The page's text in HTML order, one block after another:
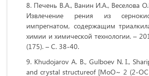
Печень В.А., Ванин И.А., Веселова
Извлечение рения из
импрегнатом, содержащим
химии и химической технологии. –
(175). – С. 38-40.
Khudojarov A. B., Gulboev N. I.,
and crystal structureof [MoO~ 2 (2-